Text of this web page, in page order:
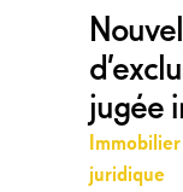
jugée
juridique